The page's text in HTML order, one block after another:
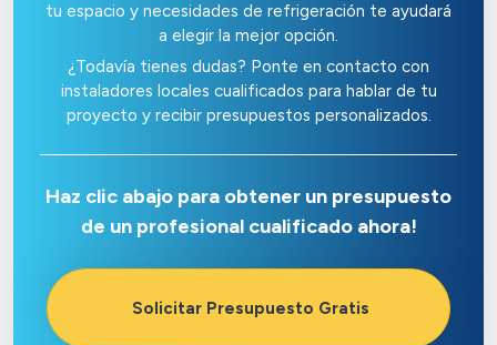
tu espacio y necesidades de refrigeración te ayudará
a elegir la mejor opción.
¿Todavía tienes dudas? Ponte en contacto con
instaladores locales cualificados para hablar de tu
proyecto y recibir presupuestos personalizados.
Haz clic abajo para obtener un presupuesto
de un profesional cualificado ahora!
Solicitar Presupuesto Gratis